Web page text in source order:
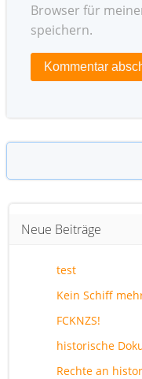
Browser für
speichern.
Suchen
Neue Beiträge
test
Kein Schiff
FCKNZS!
historische
Rechte an